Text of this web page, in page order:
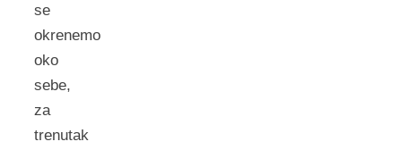
se
okrenemo
oko
sebe,
za
trenutak